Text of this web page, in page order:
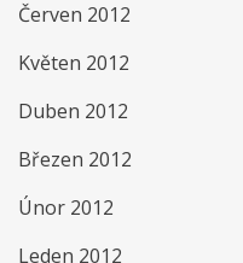
Červen 2012
Květen 2012
Duben 2012
Březen 2012
Únor 2012
Leden 2012